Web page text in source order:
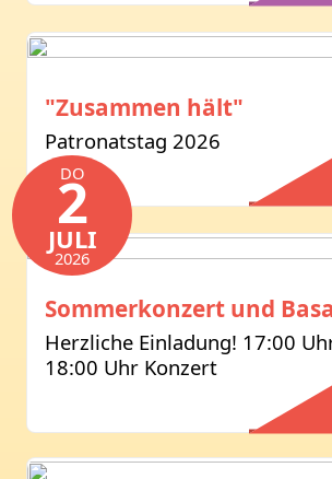
"Zusammen hält"
Patronatstag 2026
DO
2
JULI
2026
Sommerkonzert und
Herzliche Einladung! 17:00
18:00 Uhr Konzert